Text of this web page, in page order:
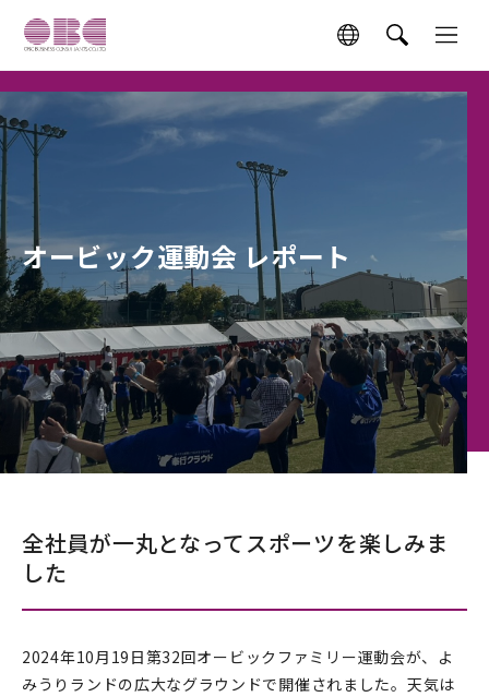
オービック運動会 レポート
全社員が一丸となってスポーツを楽しみま
した
2024年10月19日第32回オービックファミリー運動会が、よ
みうりランドの広大なグラウンドで開催されました。天気は